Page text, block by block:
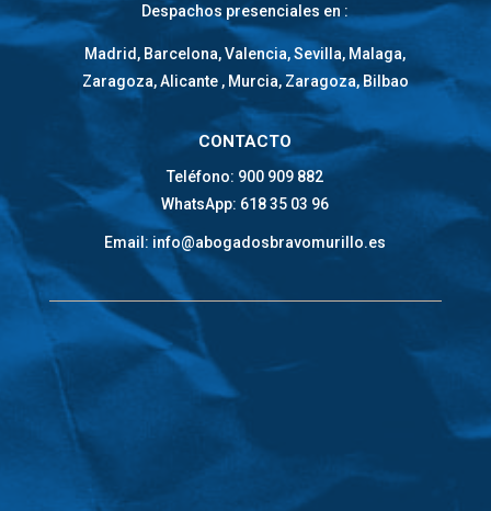
Despachos presenciales en :
Madrid, Barcelona, Valencia, Sevilla, Malaga,
Zaragoza, Alicante , Murcia, Zaragoza, Bilbao
CONTACTO
Teléfono: 900 909 882
WhatsApp: 618 35 03 96
Email: info@abogadosbravomurillo.es